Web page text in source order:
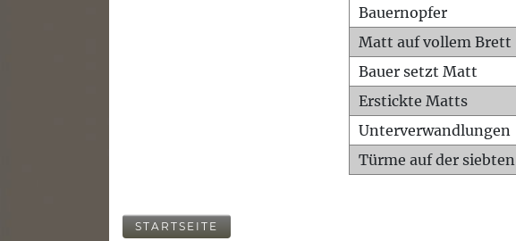
Bauernopfer
Matt auf vollem Brett
Bauer setzt Matt
Erstickte Matts
Unterverwandlungen
Türme auf der siebten
STARTSEITE